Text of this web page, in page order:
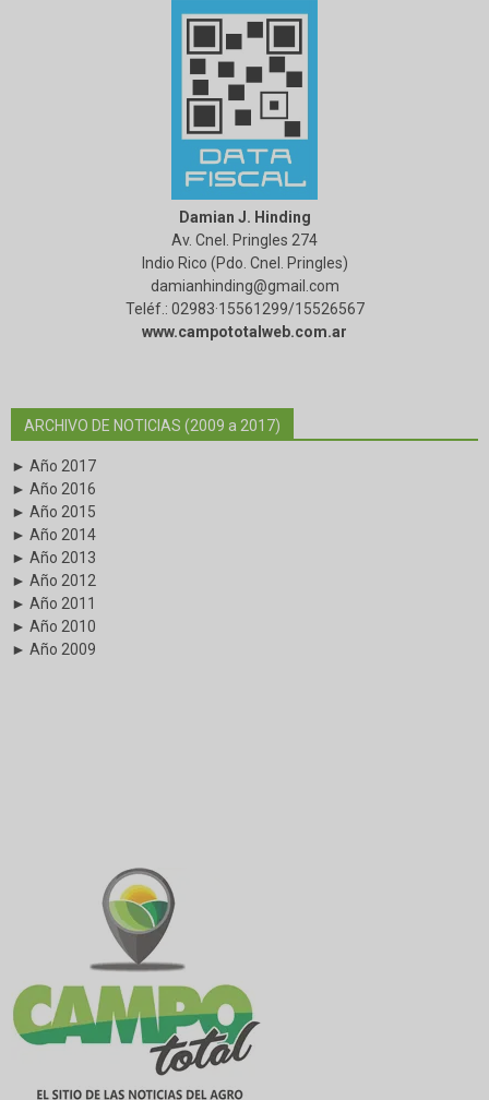
Damian J. Hinding
Av. Cnel. Pringles 274
Indio Rico (Pdo. Cnel. Pringles)
damianhinding@gmail.com
Teléf.: 02983·15561299/15526567
www.campototalweb.com.ar
ARCHIVO DE NOTICIAS (2009 a 2017)
► Año 2017
► Año 2016
► Año 2015
► Año 2014
► Año 2013
► Año 2012
► Año 2011
► Año 2010
► Año 2009